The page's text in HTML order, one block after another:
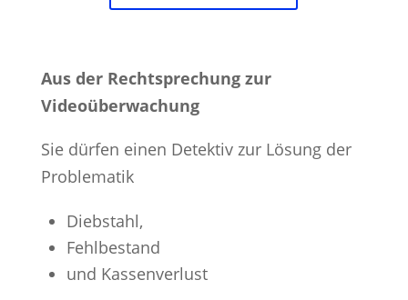
Aus der Rechtsprechung zur
Videoüberwachung
Sie dürfen einen Detektiv zur Lösung der
Problematik
Diebstahl,
Fehlbestand
und Kassenverlust